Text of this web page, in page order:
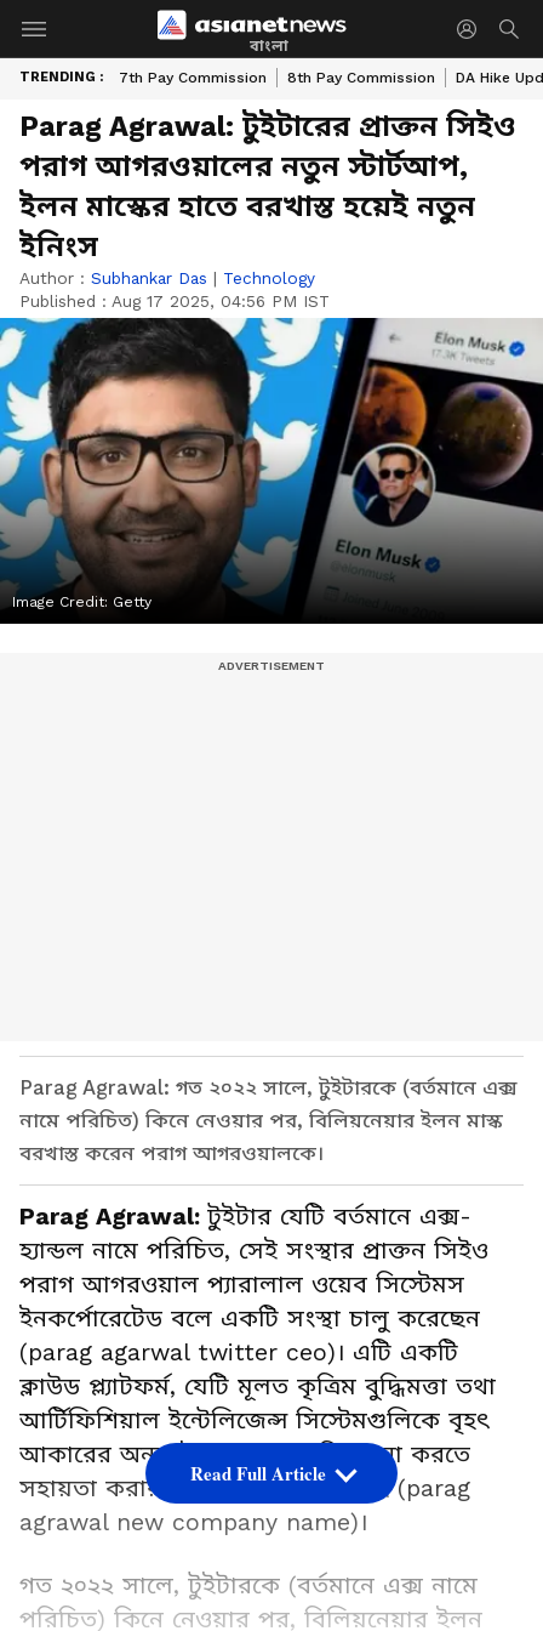
বাংলা
TRENDING : 7th Pay Commission 8th Pay Commission DA Hike
Parag Agrawal: টুইটারের প্রাক্তন সিইও
পরাগ আগরওয়ালের নতুন স্টার্টআপ,
ইলন মাস্কের হাতে বরখাস্ত হয়েই নতুন
ইনিংস
Author : Subhankar Das | Technology
Published : Aug 17 2025, 04:56 PM IST
Image Credit: Getty
Parag Agrawal: গত ২০২২ সালে, টুইটারকে (বর্তমানে এক্স
নামে পরিচিত) কিনে নেওয়ার পর, বিলিয়নেয়ার ইলন মাস্ক
বরখাস্ত করেন পরাগ আগরওয়ালকে।
Parag Agrawal: টুইটার যেটি বর্তমানে এক্স-
হ্যান্ডল নামে পরিচিত, সেই সংস্থার প্রাক্তন সিইও
পরাগ আগরওয়াল প্যারালাল ওয়েব সিস্টেমস
ইনকর্পোরেটেড বলে একটি সংস্থা চালু করেছেন
(parag agarwal twitter ceo)। এটি একটি
ক্লাউড প্ল্যাটফর্ম, যেটি মূলত কৃত্রিম বুদ্ধিমত্তা তথা
আর্টিফিশিয়াল ইন্টেলিজেন্স সিস্টেমগুলিকে বৃহৎ
আকারের অনলাইন গবেষণা পরিচালনা করতে
সহায়তা করার জন্য তৈরি করা হয়েছে (parag
agrawal new company name)।
গত ২০২২ সালে, টুইটারকে (বর্তমানে এক্স নামে
পরিচিত) কিনে নেওয়ার পর, বিলিয়নেয়ার ইলন
Read Full Article